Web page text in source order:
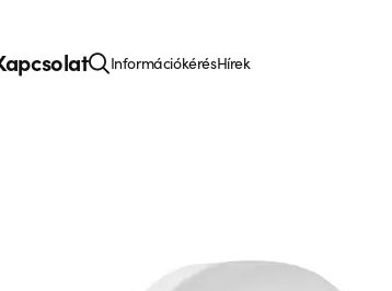
InformációkérésHírek